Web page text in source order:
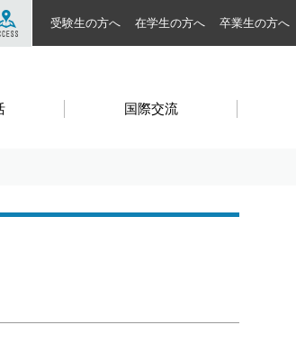
国際交流
受験生の方へ 在学生の方へ 卒業生の方へ